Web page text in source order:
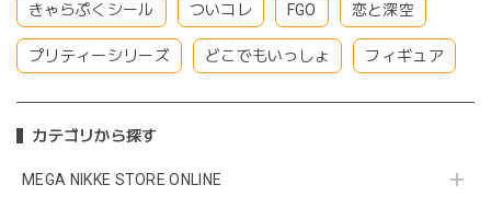
きゃらぷくシール ついコレ FGO 恋と深空
プリティーシリーズ どこでもいっしょ フィギュア
カテゴリから探す
MEGA NIKKE STORE ONLINE